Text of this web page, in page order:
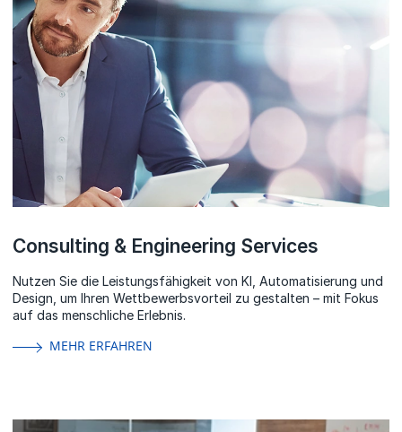
Consulting & Engineering Services
Nutzen Sie die Leistungsfähigkeit von KI, Automatisierung und
Design, um Ihren Wettbewerbsvorteil zu gestalten – mit Fokus
auf das menschliche Erlebnis.
MEHR ERFAHREN